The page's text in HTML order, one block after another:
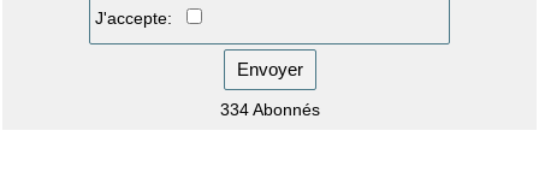
J'accepte:
Envoyer
334 Abonnés